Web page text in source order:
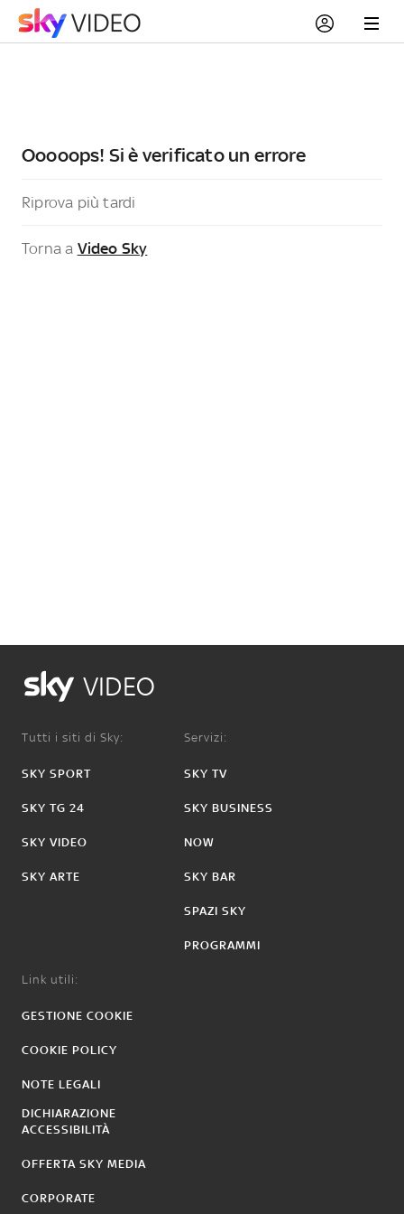
Ooooops! Si è verificato un errore
Riprova più tardi
Torna a Video Sky
VIDEO
Tutti i siti di Sky:
SKY SPORT
SKY TG 24
SKY VIDEO
SKY ARTE
Servizi:
SKY TV
SKY BUSINESS
NOW
SKY BAR
SPAZI SKY
PROGRAMMI
Link utili:
GESTIONE COOKIE
COOKIE POLICY
NOTE LEGALI
DICHIARAZIONE
ACCESSIBILITÀ
OFFERTA SKY MEDIA
CORPORATE